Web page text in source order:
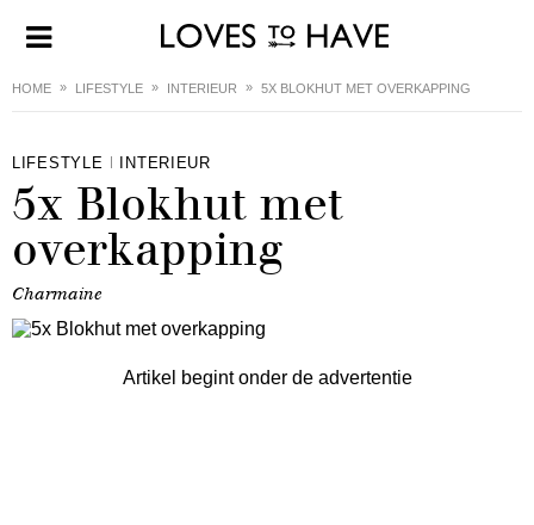
HOME LIFESTYLE INTERIEUR 5X BLOKHUT MET OVERKAPPING
LIFESTYLE INTERIEUR
5x Blokhut met
overkapping
Charmaine
Artikel begint onder de advertentie